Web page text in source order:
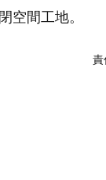
空間工地。
責